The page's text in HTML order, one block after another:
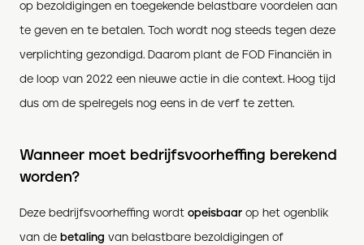
op bezoldigingen en toegekende belastbare voordelen aan
te geven en te betalen. Toch wordt nog steeds tegen deze
verplichting gezondigd. Daarom plant de FOD Financiën in
de loop van 2022 een nieuwe actie in die context. Hoog tijd
dus om de spelregels nog eens in de verf te zetten.
Wanneer moet bedrijfsvoorheffing berekend
worden?
Deze bedrijfsvoorheffing wordt opeisbaar op het ogenblik
van de betaling van belastbare bezoldigingen of